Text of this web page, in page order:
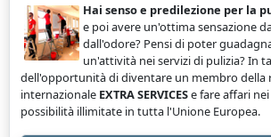
Hai senso e predilezione per la
e poi avere un'ottima sensazione
dall'odore? Pensi di poter
un'attività nei servizi di pulizia? In
dell'opportunità di diventare un membro della
internazionale EXTRA SERVICESe fare affari
possibilità illimitate in tutta l'Unione Europea.